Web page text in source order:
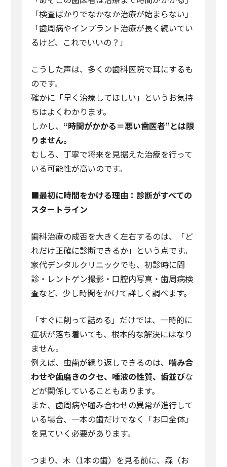
「検査ばかりでなかなか治療が始まらない」
「歯周病やインプラント治療が長く続いてい
るけど、これでいいの？」
こうした声は、多くの歯科医院で耳にするも
のです。
確かに「早く治療してほしい」というお気持
ちはよくわかります。
しかし、 “時間がかかる＝悪い歯医者”とは限
りません。
むしろ、丁寧で将来を見据えた治療を行って
いる可能性が高いのです。
■最初に時間をかける理由：診断がすべての
スタートライン
歯科治療の成否を大きく左右するのは、「ど
れだけ正確に診断できるか」という点です。
家代デンタルクリニックでも、初診時に問
診・レントゲン撮影・口腔内写真・歯周病検
査など、少し時間をかけて詳しく調べます。
「すぐに削って詰める」だけでは、一時的に
症状が落ち着いても、根本的な解決にはなり
ません。
例えば、虫歯が繰り返しできるのは、 噛み合
わせや歯磨きのクセ、唾液の性質、歯並びな
どが関係していることもあります。
また、歯周病や噛み合わせの異常が進行して
いる場合、一本の歯だけでなく「お口全体」
を見ていく必要があります。
つまり、木（1本の歯）を見る前に、森（お